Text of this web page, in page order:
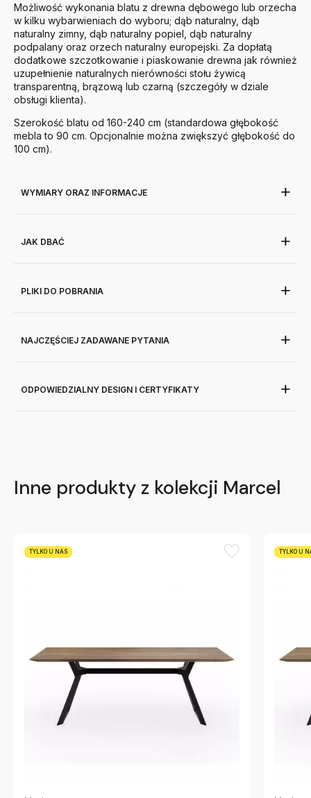
Możliwość wykonania blatu z drewna dębowego lub orzecha
w kilku wybarwieniach do wyboru; dąb naturalny, dąb
naturalny zimny, dąb naturalny popiel, dąb naturalny
podpalany oraz orzech naturalny europejski. Za dopłatą
dodatkowe szczotkowanie i piaskowanie drewna jak również
uzupełnienie naturalnych nierówności stołu żywicą
transparentną, brązową lub czarną (szczegóły w dziale
obsługi klienta).
Szerokość blatu od 160-240 cm (standardowa głębokość
mebla to 90 cm. Opcjonalnie można zwiększyć głębokość do
100 cm).
WYMIARY ORAZ INFORMACJE
JAK DBAĆ
PLIKI DO POBRANIA
NAJCZĘŚCIEJ ZADAWANE PYTANIA
ODPOWIEDZIALNY DESIGN I CERTYFIKATY
Inne produkty z kolekcji Marcel
TYLKO U NAS TYLKO U